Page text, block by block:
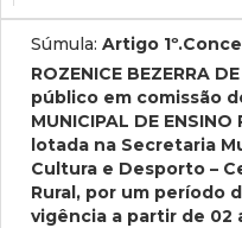
Súmula: Artigo
ROZENICE BEZERRA
público em comissão
MUNICIPAL DE
lotada na Secretaria
Cultura e Desporto –
Rural, por um período
vigência a partir de 02